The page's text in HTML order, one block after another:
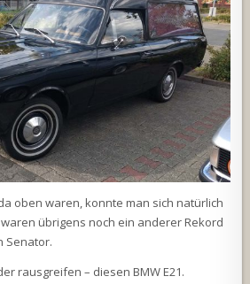
oben waren, konnte man sich natürlich
übrigens noch ein anderer Rekord
Senator.
rausgreifen – diesen BMW E21.